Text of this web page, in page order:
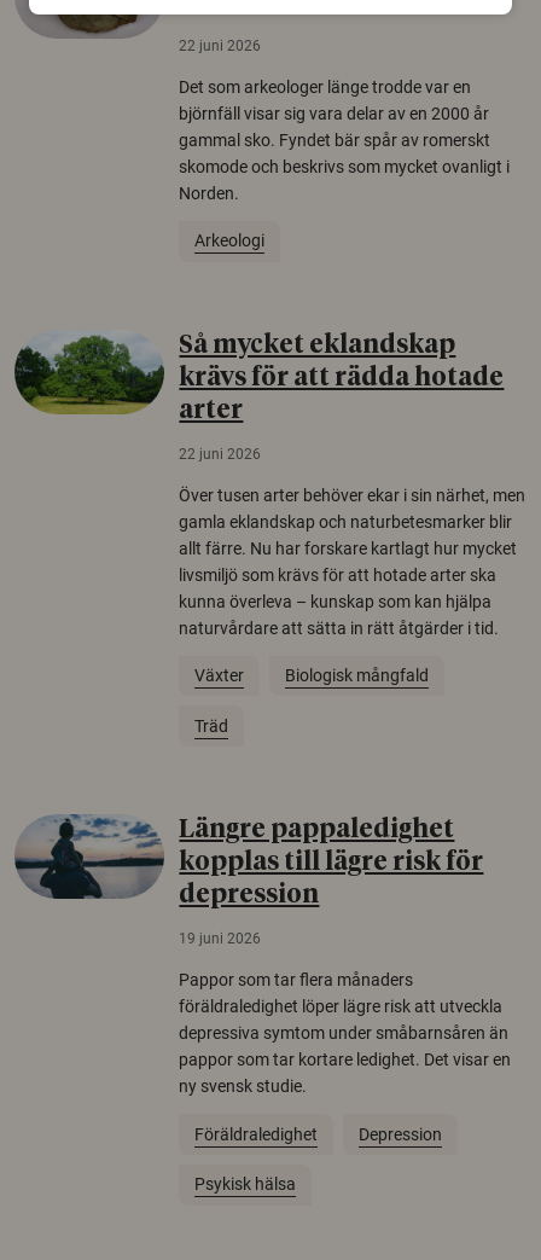
22 juni 2026
Det som arkeologer länge trodde var en
björnfäll visar sig vara delar av en 2000 år
gammal sko. Fyndet bär spår av romerskt
skomode och beskrivs som mycket ovanligt i
Norden.
Arkeologi
Så mycket eklandskap
krävs för att rädda hotade
arter
22 juni 2026
Över tusen arter behöver ekar i sin närhet, men
gamla eklandskap och naturbetesmarker blir
allt färre. Nu har forskare kartlagt hur mycket
livsmiljö som krävs för att hotade arter ska
kunna överleva – kunskap som kan hjälpa
naturvårdare att sätta in rätt åtgärder i tid.
Växter Biologisk mångfald
Träd
Längre pappaledighet
kopplas till lägre risk för
depression
19 juni 2026
Pappor som tar flera månaders
föräldraledighet löper lägre risk att utveckla
depressiva symtom under småbarnsåren än
pappor som tar kortare ledighet. Det visar en
ny svensk studie.
Föräldraledighet Depression
Psykisk hälsa